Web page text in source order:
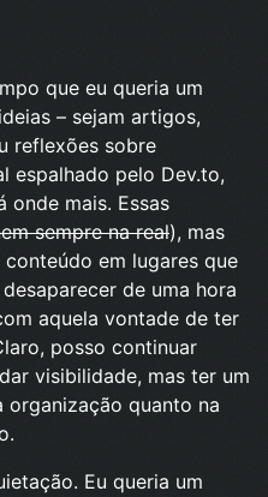
que eu queria um
– sejam artigos,
reflexões sobre
espalhado pelo Dev.to,
onde mais. Essas
sempre na real), mas
em lugares que
de uma hora
aquela vontade de ter
posso continuar
visibilidade, mas ter um
quanto na
Eu queria um